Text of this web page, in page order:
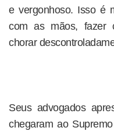
e vergonhoso. Isso é
com as mãos, fazer
chorar
Seus advogados
chegaram ao